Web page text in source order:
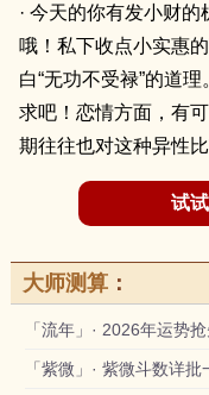
· 今天的你有发小财
哦！私下收点小实惠
白“无功不受禄”的道
求吧！恋情方面，有
期往往也对这种异性比
试
大师测算：
「流年」· 2026年运势
「紫微」· 紫微斗数详批